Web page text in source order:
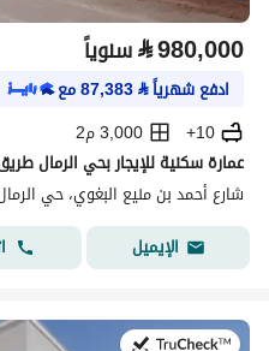
⃁980,000 سنوياً
ادفع شهرياً⃁
87,383مع
10+
3,000 م2
عمارة سكنية للإيجار بحي الرمال
شارع أحمد بن منيع البغوي، حي
الإيميل